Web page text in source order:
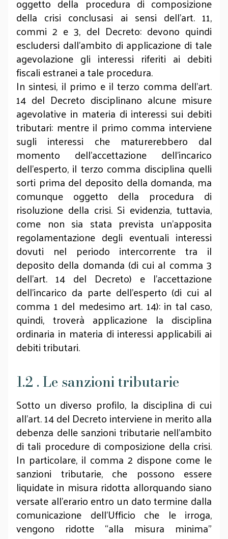
della crisi conclusasi ai sensi dell’art. 11,
commi 2 e 3, del Decreto: devono quindi
escludersi dall’ambito di applicazione di tale
agevolazione gli interessi riferiti ai debiti
fiscali estranei a tale procedura.
In sintesi, il primo e il terzo comma dell’art.
14 del Decreto disciplinano alcune misure
agevolative in materia di interessi sui debiti
tributari: mentre il primo comma interviene
sugli interessi che maturerebbero dal
momento dell’accettazione dell’incarico
dell’esperto, il terzo comma disciplina quelli
sorti prima del deposito della domanda, ma
comunque oggetto della procedura di
risoluzione della crisi. Si evidenzia, tuttavia,
come non sia stata prevista un’apposita
regolamentazione degli eventuali interessi
dovuti nel periodo intercorrente tra il
deposito della domanda (di cui al comma 3
dell’art. 14 del Decreto) e l’accettazione
dell’incarico da parte dell’esperto (di cui al
comma 1 del medesimo art. 14): in tal caso,
quindi, troverà applicazione la disciplina
ordinaria in materia di interessi applicabili ai
debiti tributari.
1.2 . Le sanzioni tributarie
Sotto un diverso profilo, la disciplina di cui
all’art. 14 del Decreto interviene in merito alla
debenza delle sanzioni tributarie nell’ambito
di tali procedure di composizione della crisi.
In particolare, il comma 2 dispone come le
sanzioni tributarie, che possono essere
liquidate in misura ridotta allorquando siano
versate all’erario entro un dato termine dalla
comunicazione dell’Ufficio che le irroga,
vengono ridotte “alla misura minima”